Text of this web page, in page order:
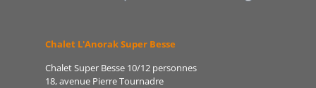
Chalet L'Anorak Super Besse
Chalet Super Besse 10/12 personnes
18, avenue Pierre Tournadre